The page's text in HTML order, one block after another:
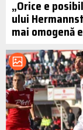
„Orice e
ului
mai omogenă